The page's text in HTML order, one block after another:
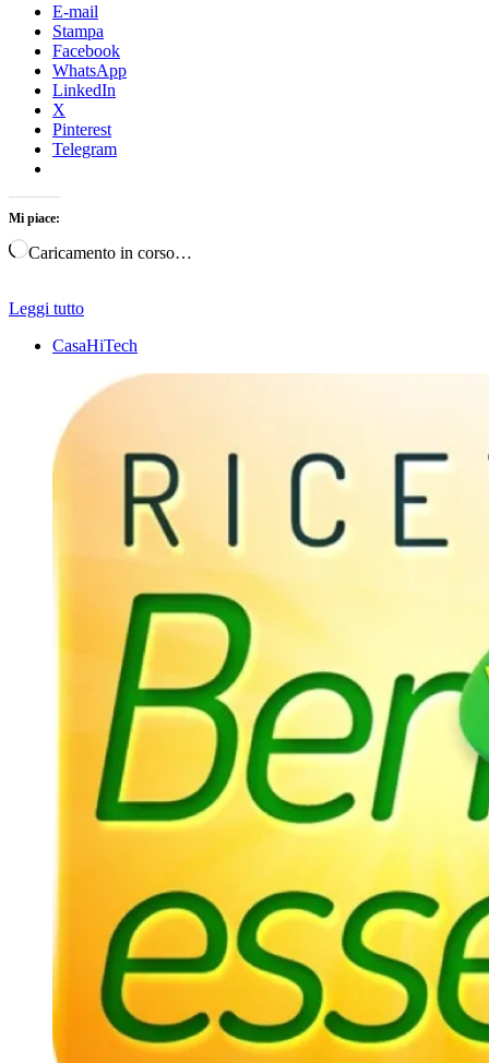
E-mail
Stampa
Facebook
WhatsApp
LinkedIn
X
Pinterest
Telegram
Mi piace:
Caricamento in corso…
Leggi tutto
CasaHiTech